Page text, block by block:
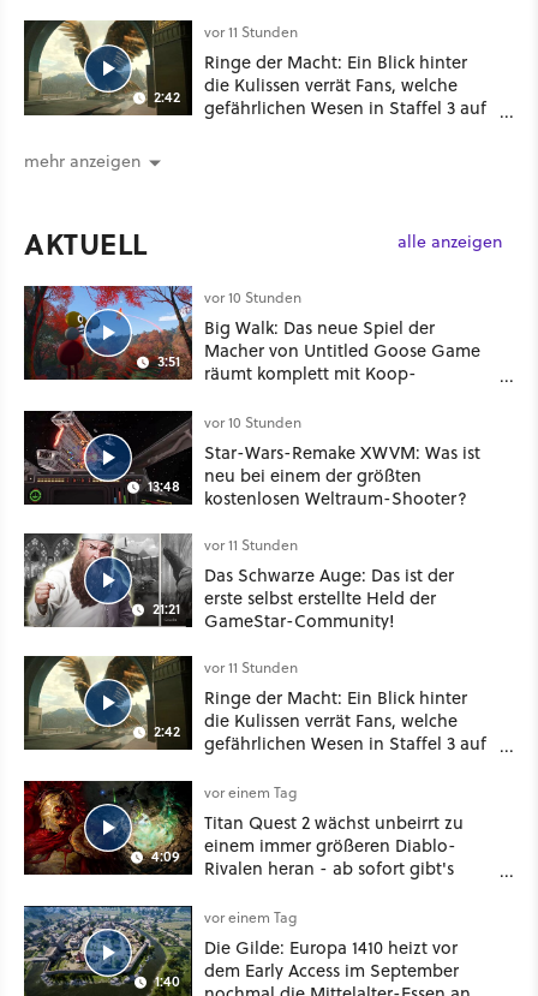
2:42
vor 11 Stunden
Ringe der Macht: Ein Blick hinter
die Kulissen verrät Fans, welche
gefährlichen Wesen in Staffel 3 auf
mehr anzeigen
AKTUELL alle anzeigen
3:51
vor 10 Stunden
Big Walk: Das neue Spiel der
Macher von Untitled Goose Game
räumt komplett mit Koop-
13:48
vor 10 Stunden
Star-Wars-Remake XWVM: Was ist
neu bei einem der größten
kostenlosen Weltraum-Shooter?
21:21
vor 11 Stunden
Das Schwarze Auge: Das ist der
erste selbst erstellte Held der
GameStar-Community!
2:42
vor 11 Stunden
Ringe der Macht: Ein Blick hinter
die Kulissen verrät Fans, welche
gefährlichen Wesen in Staffel 3 auf
4:09
vor einem Tag
Titan Quest 2 wächst unbeirrt zu
einem immer größeren Diablo-
Rivalen heran - ab sofort gibt's
Klasse
1:40
vor einem Tag
Die Gilde: Europa 1410 heizt vor
dem Early Access im September